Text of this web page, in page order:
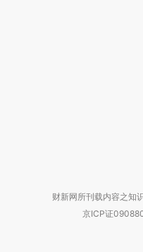
财新网所刊载内容之知
京ICP证